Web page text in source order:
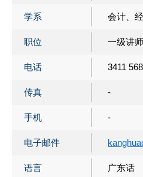
学系 会计、
职位 一级讲师
电话 3411
传真 -
手机 -
电子邮件
语言 广东话